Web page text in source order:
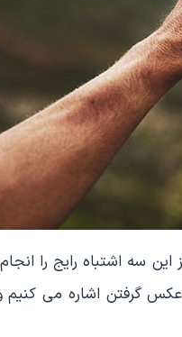
سه اشتباه رایج را
گرفتن اشاره می کنیم و